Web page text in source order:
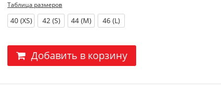
Таблица размеров
40 (XS) 42 (S) 44 (M) 46 (L)
Добавить в корзину